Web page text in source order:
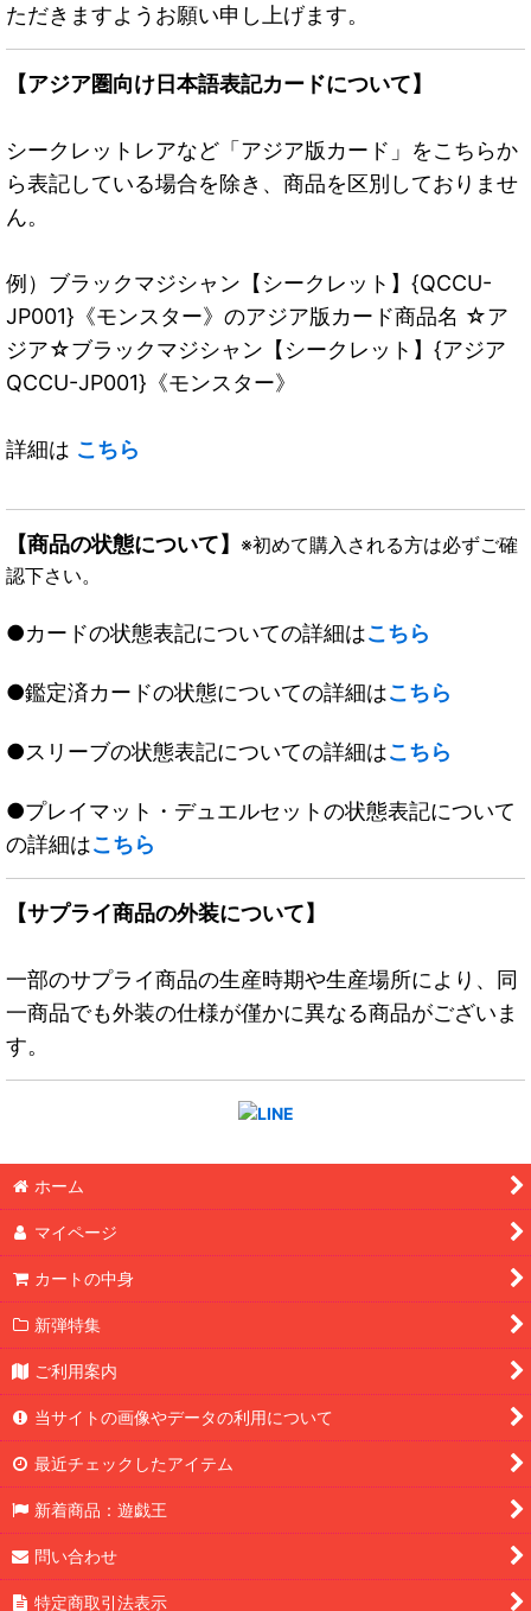
ただきますようお願い申し上げます。
【アジア圏向け日本語表記カードについて】
シークレットレアなど「アジア版カード」をこちらか
ら表記している場合を除き、商品を区別しておりませ
ん。
例）ブラックマジシャン【シークレット】{QCCU-
JP001}《モンスター》のアジア版カード商品名 ☆ア
ジア☆ブラックマジシャン【シークレット】{アジア
QCCU-JP001}《モンスター》
詳細は こちら
【商品の状態について】 ※初めて購入される方は必ずご確
認下さい。
●カードの状態表記についての詳細はこちら
●鑑定済カードの状態についての詳細はこちら
●スリーブの状態表記についての詳細はこちら
●プレイマット・デュエルセットの状態表記について
の詳細はこちら
【サプライ商品の外装について】
一部のサプライ商品の生産時期や生産場所により、同
一商品でも外装の仕様が僅かに異なる商品がございま
す。
ホーム
マイページ
カートの中身
新弾特集
ご利用案内
当サイトの画像やデータの利用について
最近チェックしたアイテム
新着商品：遊戯王
問い合わせ
特定商取引法表示